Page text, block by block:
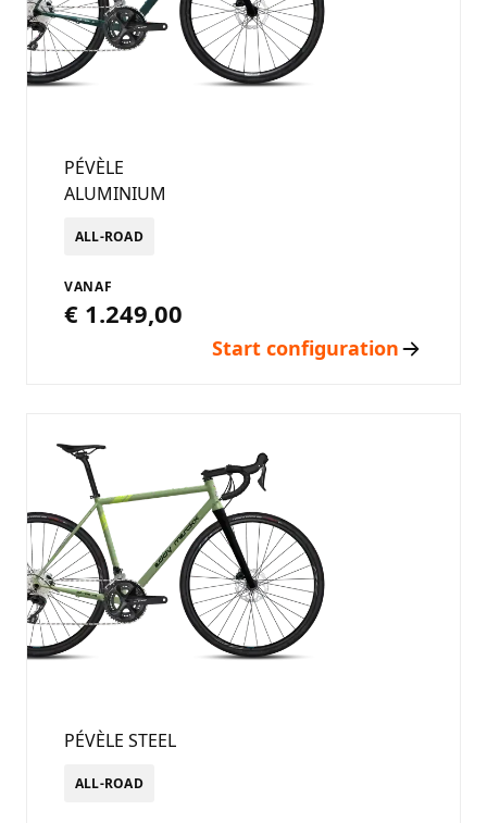
PÉVÈLE
ALUMINIUM
ALL-ROAD
VANAF
€ 1.249,00
Start configuration
PÉVÈLE STEEL
ALL-ROAD